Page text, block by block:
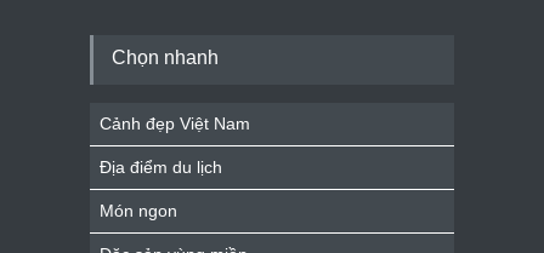
Chọn nhanh
Cảnh đẹp Việt Nam
Địa điểm du lịch
Món ngon